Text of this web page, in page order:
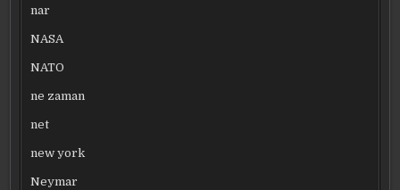
nar
NASA
NATO
ne zaman
net
new york
Neymar